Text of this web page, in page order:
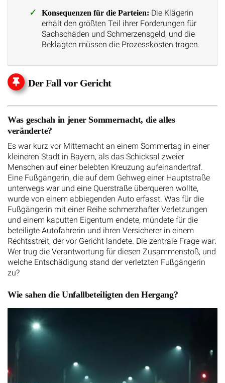
Konsequenzen für die Parteien: Die Klägerin
erhält den größten Teil ihrer Forderungen für
Sachschäden und Schmerzensgeld, und die
Beklagten müssen die Prozesskosten tragen.
Der Fall vor Gericht
Was geschah in jener Sommernacht, die alles
veränderte?
Es war kurz vor Mitternacht an einem Sommertag in einer
kleineren Stadt in Bayern, als das Schicksal zweier
Menschen auf einer belebten Kreuzung aufeinandertraf.
Eine Fußgängerin, die auf dem Gehweg einer Hauptstraße
unterwegs war und eine Querstraße überqueren wollte,
wurde von einem abbiegenden Auto erfasst. Was für die
Fußgängerin mit einer Reihe schmerzhafter Verletzungen
und einem kaputten Eigentum endete, mündete für die
beteiligte Autofahrerin und ihren Versicherer in einem
Rechtsstreit, der vor Gericht landete. Die zentrale Frage war:
Wer trug die Verantwortung für diesen Zusammenstoß, und
welche Entschädigung stand der verletzten Fußgängerin
zu?
Wie sahen die Unfallbeteiligten den Hergang?